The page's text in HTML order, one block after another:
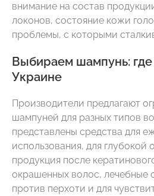
внимание на состав
локонов, состояние кожи
проблемы, с которыми
Выбираем шампунь: где
Украине
Производители предлагают
шампуней для разных типов
представлены средства для
использования, для глубокой
продукция после
окрашенных волос, лечебные
против перхоти и для